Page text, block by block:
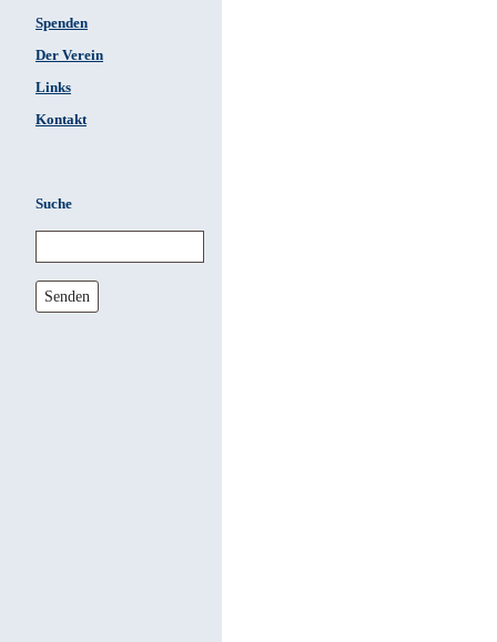
Spenden
Der Verein
Links
Kontakt
Suche
Senden